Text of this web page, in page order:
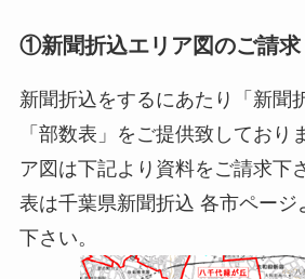
①新聞折込エリア図のご請求
新聞折込をするにあたり「新聞
「部数表」をご提供致しており
ア図は下記より資料をご請求下
表は千葉県新聞折込 各市ページ
下さい。